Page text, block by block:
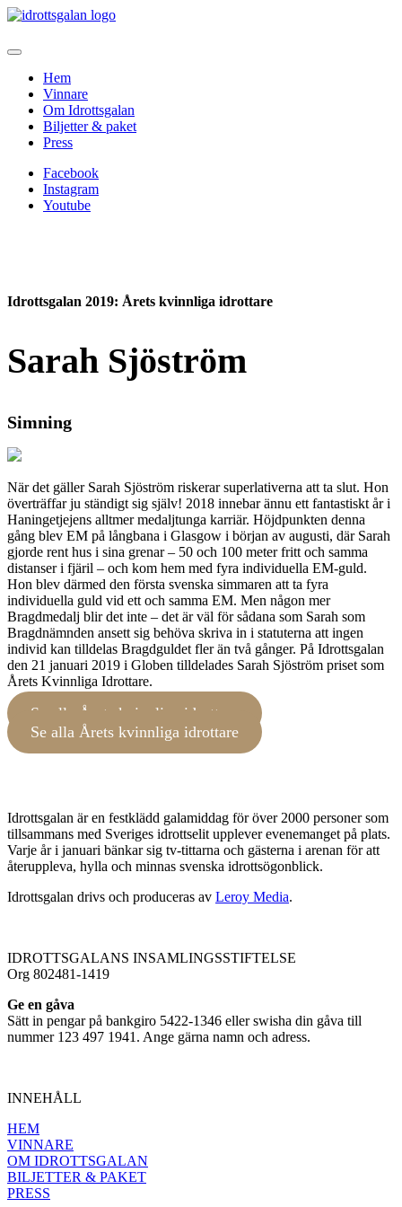
Hem
Vinnare
Om Idrottsgalan
Biljetter & paket
Press
Facebook
Instagram
Youtube
Idrottsgalan 2019: Årets kvinnliga idrottare
Sarah Sjöström
Simning
När det gäller Sarah Sjöström riskerar superlativerna att ta slut. Hon
överträffar ju ständigt sig själv! 2018 innebar ännu ett fantastiskt år i
Haningetjejens alltmer medaljtunga karriär. Höjdpunkten denna
gång blev EM på långbana i Glasgow i början av augusti, där Sarah
gjorde rent hus i sina grenar – 50 och 100 meter fritt och samma
distanser i fjäril – och kom hem med fyra individuella EM-guld.
Hon blev därmed den första svenska simmaren att ta fyra
individuella guld vid ett och samma EM. Men någon mer
Bragdmedalj blir det inte – det är väl för sådana som Sarah som
Bragdnämnden ansett sig behöva skriva in i statuterna att ingen
individ kan tilldelas Bragdguldet fler än två gånger. På Idrottsgalan
den 21 januari 2019 i Globen tilldelades Sarah Sjöström priset som
Årets Kvinnliga Idrottare.
Se alla Årets kvinnliga idrottare
Se alla Årets kvinnliga idrottare
Idrottsgalan är en festklädd galamiddag för över 2000 personer som
tillsammans med Sveriges idrottselit upplever evenemanget på plats.
Varje år i januari bänkar sig tv-tittarna och gästerna i arenan för att
återuppleva, hylla och minnas svenska idrottsögonblick.
Idrottsgalan drivs och produceras av Leroy Media.
IDROTTSGALANS INSAMLINGSSTIFTELSE
Org 802481-1419
Ge en gåva
Sätt in pengar på bankgiro 5422-1346 eller swisha din gåva till
nummer 123 497 1941. Ange gärna namn och adress.
INNEHÅLL
HEM
VINNARE
OM IDROTTSGALAN
BILJETTER & PAKET
PRESS